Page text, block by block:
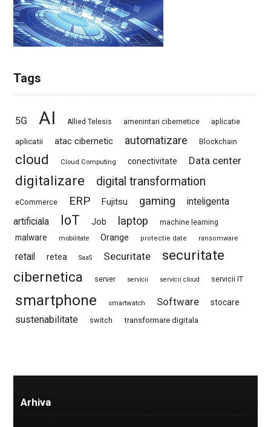
Tags
5G AI Allied Telesis amenintari cibernetice aplicatie
aplicatii atac cibernetic automatizare Blockchain
cloud Cloud Computing conectivitate Data center
digitalizare digital transformation
eCommerce ERP Fujitsu gaming
inteligenta
artificiala
IoT Job laptop machine learning
malware mobilitate Orange protectie date ransomware
retail retea SaaS Securitate
securitate
cibernetica
server servicii servicii cloud servicii IT
smartphone smartwatch Software stocare
sustenabilitate switch transformare digitala
Arhiva